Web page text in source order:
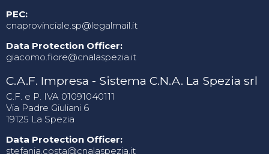
PEC:
cnaprovinciale.sp@legalmail.it
Data Protection Officer:
giacomo.fiore@cnalaspezia.it
C.A.F. Impresa - Sistema C.N.A. La Spezia srl
C.F. e P. IVA 01091040111
Via Padre Giuliani 6
19125 La Spezia
Data Protection Officer:
stefania.costa@cnalaspezia.it